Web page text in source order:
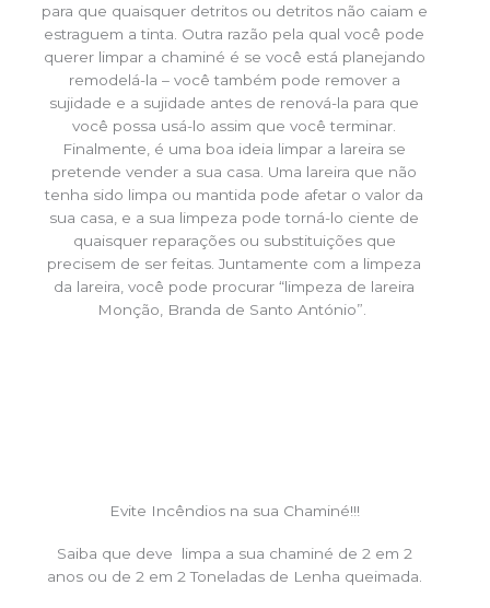
para que quaisquer detritos ou detritos não caiam e
estraguem a tinta. Outra razão pela qual você pode
querer limpar a chaminé é se você está planejando
remodelá-la – você também pode remover a
sujidade e a sujidade antes de renová-la para que
você possa usá-lo assim que você terminar.
Finalmente, é uma boa ideia limpar a lareira se
pretende vender a sua casa. Uma lareira que não
tenha sido limpa ou mantida pode afetar o valor da
sua casa, e a sua limpeza pode torná-lo ciente de
quaisquer reparações ou substituições que
precisem de ser feitas. Juntamente com a limpeza
da lareira, você pode procurar “limpeza de lareira
Monção, Branda de Santo António”.
Evite Incêndios na sua Chaminé!!!
Saiba que deve limpa a sua chaminé de 2 em 2
anos ou de 2 em 2 Toneladas de Lenha queimada.